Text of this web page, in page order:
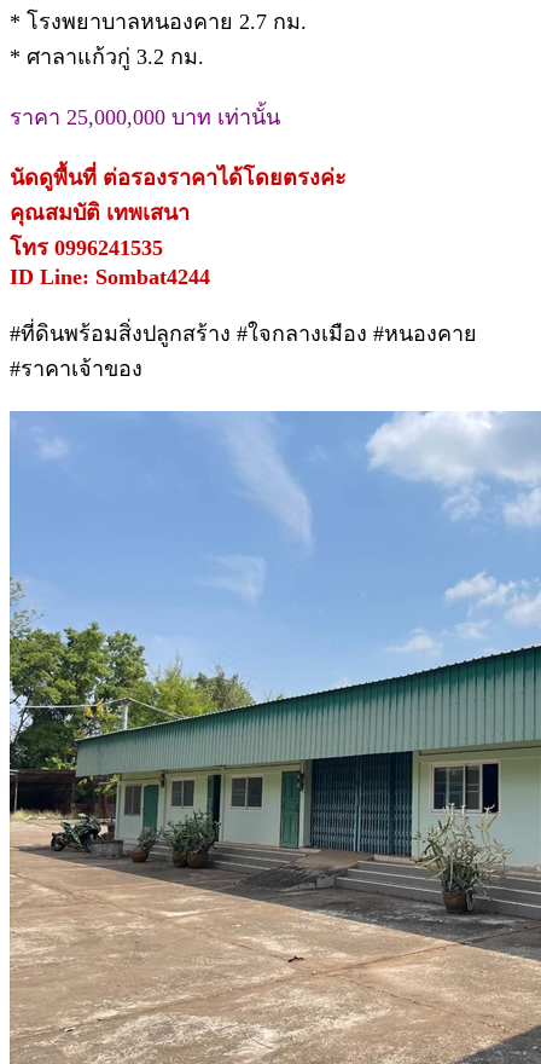
* โรงพยาบาลหนองคาย 2.7 กม.
* ศาลาแก้วกู่ 3.2 กม.
ราคา 25,000,000 บาท เท่านั้น
นัดดูพื้นที่ ต่อรองราคาได้โดยตรงค่ะ
คุณสมบัติ เทพเสนา
โทร 0996241535
ID Line: Sombat4244
#ที่ดินพร้อมสิ่งปลูกสร้าง #ใจกลางเมือง #หนองคาย
#ราคาเจ้าของ